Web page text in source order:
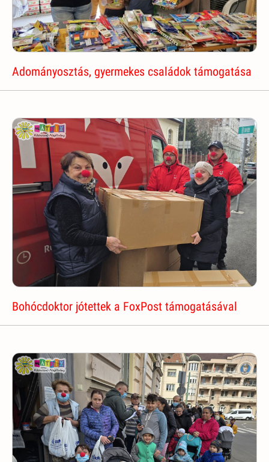
Adományosztás, gyermekes családok támogatása
Bohócdoktor jótettek a FoxPost támogatásával